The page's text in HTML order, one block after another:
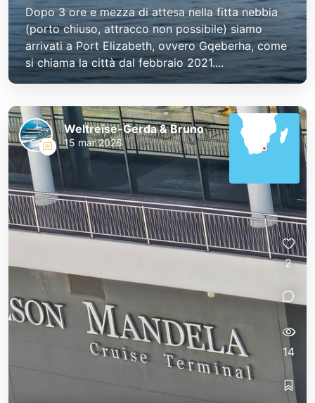
Dopo 3 ore e mezza di attesa nella fitta nebbia
(porto chiuso, attracco non possibile) siamo
arrivati a Port Elizabeth, ovvero Gqeberha, come
si chiama la città dal febbraio 2021....
Weltreise-Gerda & Bruno
15 mar 2026
2
14